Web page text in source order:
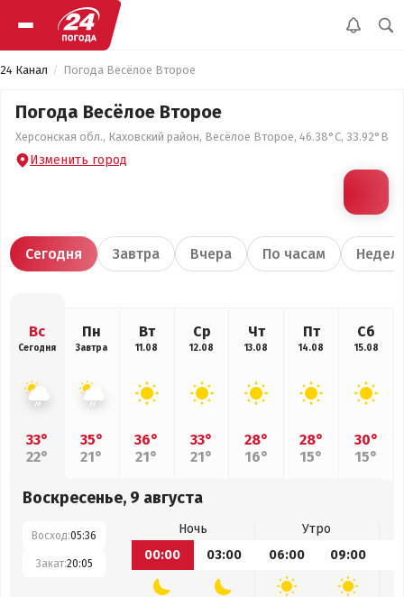
24 Канал Погода Весёлое Второе
Погода Весёлое Второе
Херсонская обл., Каховский район, Весёлое Второе, 46.38°С, 33.92°В
Изменить город
Сегодня Завтра Вчера По часам
Вс
Сегодня
33°
22°
Пн
Завтра
35°
21°
Вт
11.08
36°
21°
Ср
12.08
33°
21°
Чт
13.08
28°
16°
Пт
14.08
28°
15°
Сб
15.08
30°
15°
Воскресенье, 9 августа
Восход:05:36
Закат:20:05
Ночь
Утро
00:00
03:00 06:00 09:00